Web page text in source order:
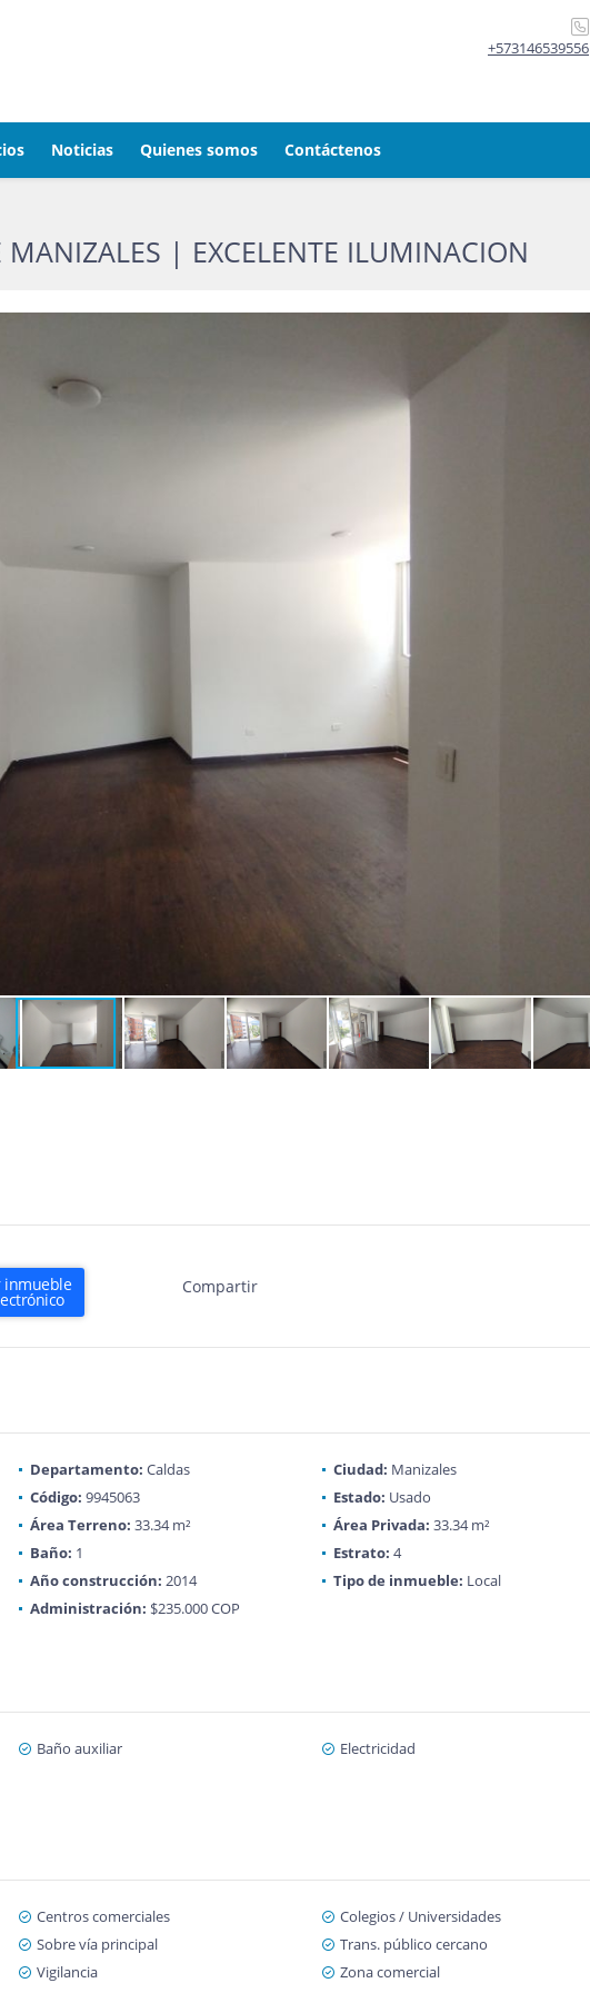
+573146539556
Noticias Quienes somos Contáctenos
MANIZALES | EXCELENTE ILUMINACION
inmueble Compartir
Departamento: Caldas Ciudad: Manizales
Código: 9945063 Estado: Usado
Área Terreno: 33.34 m² Área Privada: 33.34 m²
Baño: 1 Estrato: 4
Año construcción: 2014 Tipo de inmueble: Local
Administración: $235.000 COP
Baño auxiliar
Electricidad
Centros comerciales
Colegios / Universidades
Sobre vía principal
Trans. público cercano
Vigilancia
Zona comercial